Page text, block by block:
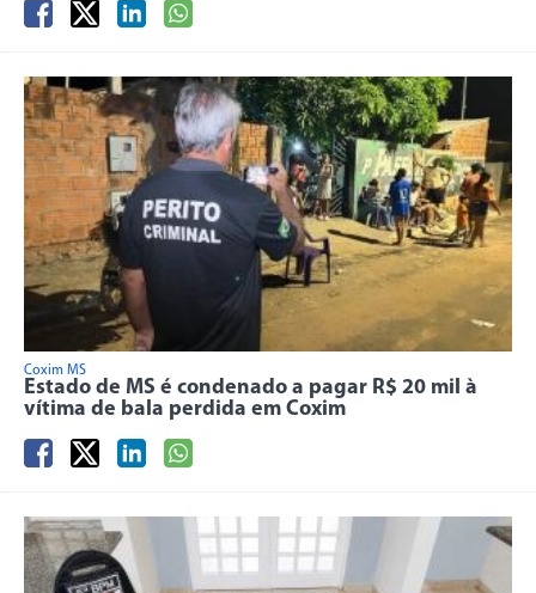
Coxim MS
Estado de MS é condenado a pagar R$ 20 mil à
vítima de bala perdida em Coxim